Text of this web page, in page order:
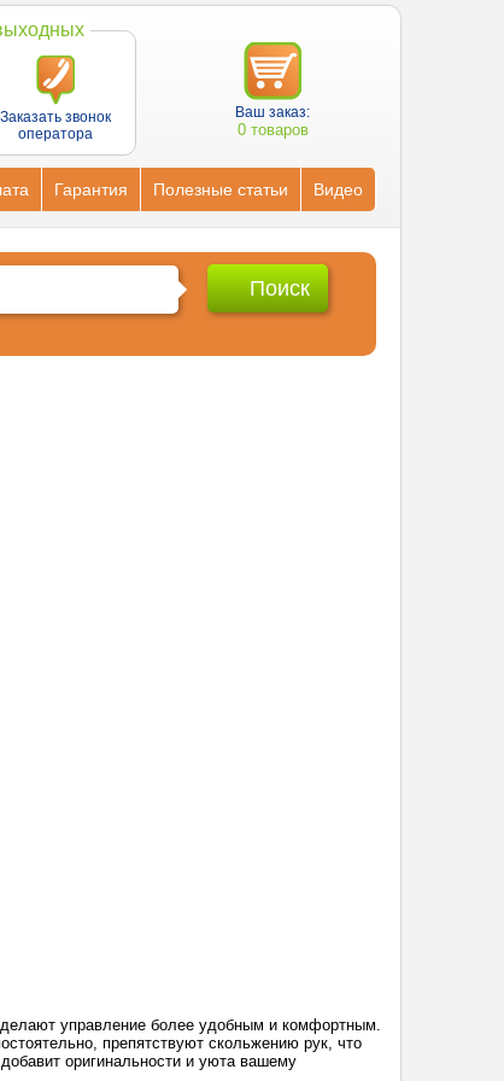
Заказать звонок
оператора
Ваш заказ:
0 товаров
Гарантия Полезные статьи Видео
управление более удобным и комфортным.
препятствуют скольжению рук, что
оригинальности и уюта вашему